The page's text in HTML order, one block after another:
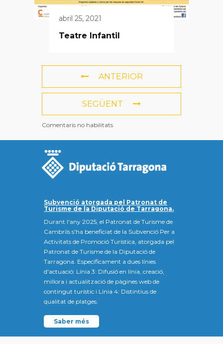
abril 25, 2021
Teatre Infantil
ANTERIOR
SEGÜENT
Comentaris no habilitats
Subvenció atorgada pel Patronat de
Turisme de la Diputació de Tarragona.
Durant l'any 2025, el Patronat de Turisme de
Cambrils s'ha beneficiat de la Subvenció Per a
Activitats de Promoció Turística, atorgada pel
Patronat de Turisme de la Diputació de
Tarragona. Específicament a dues línies
d'actuació: Línia 3: Difusió en línia, creació,
millora i actualització de pàgines web de
contingut turístic i Línia 4: Distintius de
qualitat de platges.
Saber més